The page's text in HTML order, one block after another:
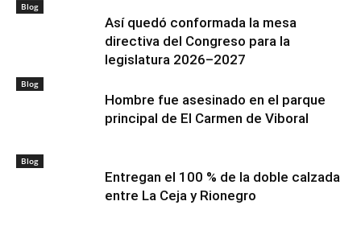
Blog
Así quedó conformada la mesa
directiva del Congreso para la
legislatura 2026–2027
Blog
Hombre fue asesinado en el parque
principal de El Carmen de Viboral
Blog
Entregan el 100 % de la doble calzada
entre La Ceja y Rionegro